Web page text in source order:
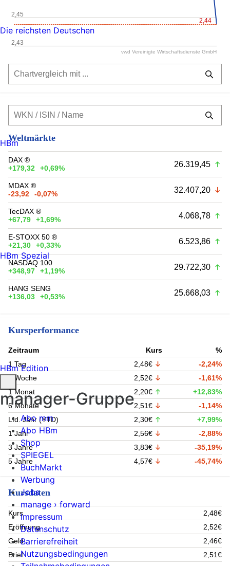
2,44
2,43
2,45
vwd Vereinigte Wirtschaftsdienste GmbH
Weltmärkte
DAX ®
+179,32
+0,69% 26.319,45
MDAX ®
-23,92
-0,07% 32.407,20
TecDAX ®
+67,79
+1,69% 4.068,78
E-STOXX 50 ®
+21,30
+0,33% 6.523,86
NASDAQ 100
+348,97
+1,19% 29.722,30
HANG SENG
+136,03
+0,53% 25.668,03
Kursperformance
Zeitraum Kurs
%
1 Tag
2,48€
-2,24%
1 Woche
2,52€
-1,61%
1 Monat
2,20€
+12,83%
6 Monate
2,51€
-1,14%
Lfd. Jahr (YTD)
2,30€
+7,99%
1 Jahr
2,56€
-2,88%
3 Jahre
3,83€
-35,19%
5 Jahre
4,57€ -45,74%
Kursdaten
Kurs
2,48€
Eröffnung
2,52€
Geld
2,46€
Brief
2,51€
Die reichsten Deutschen
HBm
HBm Spezial
HBm Edition
manager-Gruppe
Abo mm
Abo HBm
Shop
SPIEGEL
BuchMarkt
Werbung
Jobs
manage › forward
Impressum
Datenschutz
Barrierefreiheit
Nutzungsbedingungen